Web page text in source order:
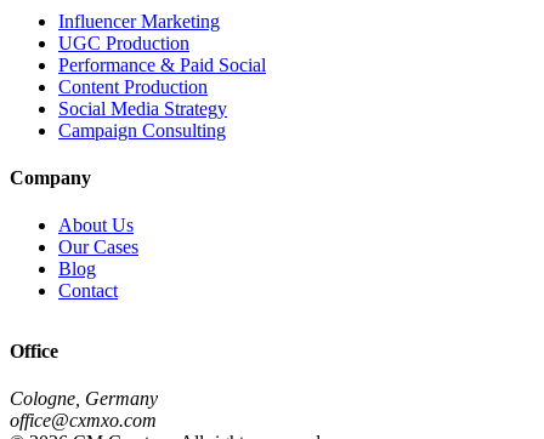
Influencer Marketing
UGC Production
Performance & Paid Social
Content Production
Social Media Strategy
Campaign Consulting
Company
About Us
Our Cases
Blog
Contact
Office
Cologne, Germany
office@cxmxo.com